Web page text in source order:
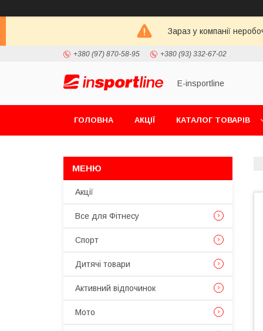
Зараз у компанії
+380 (97) 870-58-95 +380 (93) 332-67-02
E-insportline
ГОЛОВНА АКЦІЇ КАТАЛОГ ТОВАРІВ
Акції
Все для Фітнесу
Спорт
Дитячі товари
Активний відпочинок
Мото